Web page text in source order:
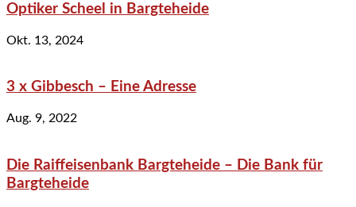
Optiker Scheel in Bargteheide
Okt. 13, 2024
3 x Gibbesch – Eine Adresse
Aug. 9, 2022
Die Raiffeisenbank Bargteheide – Die Bank für
Bargteheide